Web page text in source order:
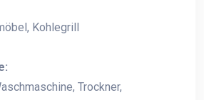
Kohlegrill
Trockner,